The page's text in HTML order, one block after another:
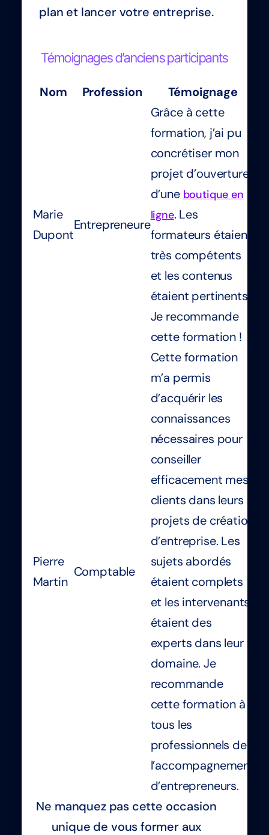
plan et lancer votre entreprise.
Témoignages d’anciens participants
Nom Profession Témoignage
Marie
Dupont
Entrepreneure
Grâce à cette
formation, j’ai pu
concrétiser mon
projet d’ouverture
d’une boutique en
ligne. Les
formateurs étaient
très compétents
et les contenus
étaient pertinents.
Je recommande
cette formation !
Pierre
Martin
Comptable
Cette formation
m’a permis
d’acquérir les
connaissances
nécessaires pour
conseiller
efficacement mes
clients dans leurs
projets de création
d’entreprise. Les
sujets abordés
étaient complets
et les intervenants
étaient des
experts dans leur
domaine. Je
recommande
cette formation à
tous les
professionnels de
l’accompagnement
d’entrepreneurs.
Ne manquez pas cette occasion
unique de vous former aux